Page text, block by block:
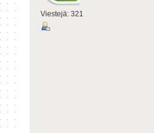
Viestejä: 321